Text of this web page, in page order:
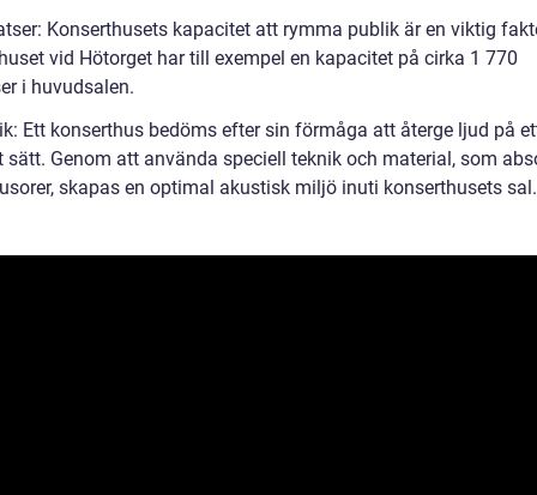
Konserthusets kapacitet att rymma publik är en viktig
vid Hötorget har till exempel en kapacitet på cirka 1 770
i huvudsalen.
Ett konserthus bedöms efter sin förmåga att återge ljud på
sätt. Genom att använda speciell teknik och material, som
skapas en optimal akustisk miljö inuti konserthusets sal.